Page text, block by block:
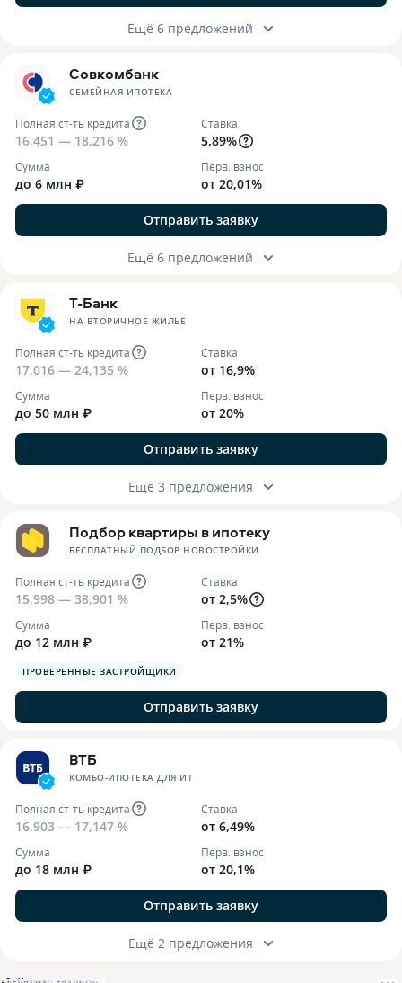
Ещё 6 предложений
Совкомбанк
СЕМЕЙНАЯ ИПОТЕКА
Полная ст-ть кредита
16,451 — 18,216 %
Ставка
5,89%
Сумма
до 6 млн ₽
Перв. взнос
от 20,01%
Отправить заявку
Ещё 6 предложений
Т-Банк
НА ВТОРИЧНОЕ ЖИЛЬЕ
Полная ст-ть кредита
17,016 — 24,135 %
Ставка
от 16,9%
Сумма
до 50 млн ₽
Перв. взнос
от 20%
Отправить заявку
Ещё 3 предложения
Подбор квартиры в ипотеку
БЕСПЛАТНЫЙ ПОДБОР НОВОСТРОЙКИ
Полная ст-ть кредита
15,998 — 38,901 %
Ставка
от 2,5%
Сумма
до 12 млн ₽
Перв. взнос
от 21%
ПРОВЕРЕННЫЕ ЗАСТРОЙЩИКИ
Отправить заявку
ВТБ
КОМБО-ИПОТЕКА ДЛЯ ИТ
Полная ст-ть кредита
16,903 — 17,147 %
Ставка
от 6,49%
Сумма
до 18 млн ₽
Перв. взнос
от 20,1%
Отправить заявку
Ещё 2 предложения